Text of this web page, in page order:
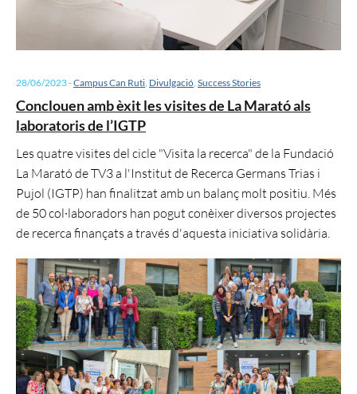
28/06/2023-Campus Can Ruti, Divulgació, Success Stories
Conclouen amb èxit les visites de La Marató als
laboratoris de l’IGTP
Les quatre visites del cicle "Visita la recerca" de la Fundació
La Marató de TV3 a l'Institut de Recerca Germans Trias i
Pujol (IGTP) han finalitzat amb un balanç molt positiu. Més
de 50 col·laboradors han pogut conèixer diversos projectes
de recerca finançats a través d'aquesta iniciativa solidària.